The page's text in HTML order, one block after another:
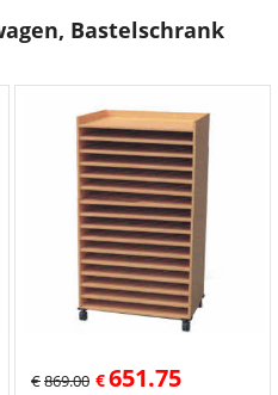
Bastelschrank
€869.00 €651.75